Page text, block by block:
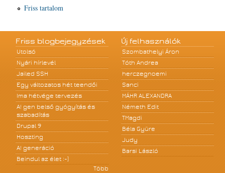
Friss tartalom
Friss blogbejegyzések
Utolsó
Nyári hírlevél
Jailed SSH
Egy változatos hét teendői
Ima hétvége tervezés
A! gen belső gyógyítás és
szabadítás
Drupal 9
Hoszting
A! generáció
Beindul az élet :-)
Több
Új felhasználók
Szombathelyi Áron
Tóth Andrea
herczegnoemi
Sanci
MÁHR ALEXANDRA
Németh Edit
TMagdi
Béla Gyüre
Judy
Barsi László